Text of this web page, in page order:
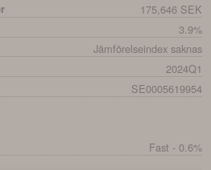
175,646 SEK
3.9%
Jämförelseindex saknas
2024Q1
SE0005619954
Fast - 0.6%